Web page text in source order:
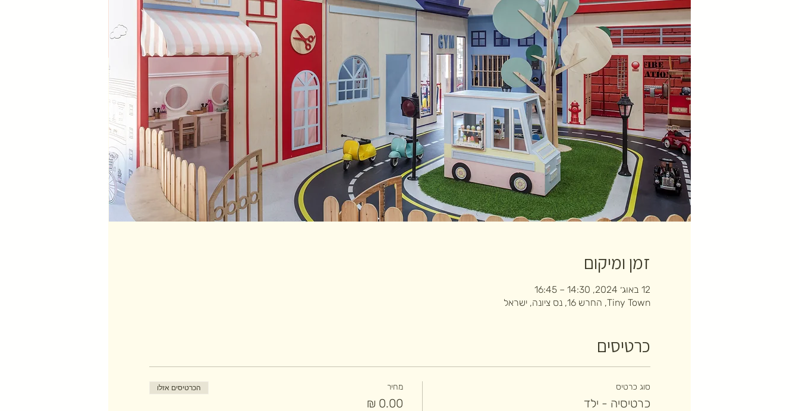
זמן ומיקום
12 באוג׳ 2024, 14:30 – 16:45
Tiny Town, החרש 16, נס ציונה, ישראל
כרטיסים
סוג כרטיס
כרטיסיה - ילד
מחיר הכרטיסים אזלו